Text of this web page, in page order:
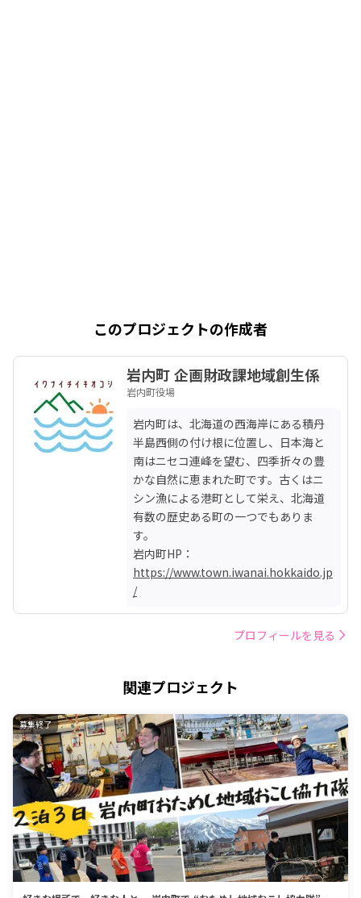
このプロジェクトの作成者
岩内町 企画財政課地域創生係
岩内町役場
岩内町は、北海道の西海岸にある積丹
半島西側の付け根に位置し、日本海と
南はニセコ連峰を望む、四季折々の豊
かな自然に恵まれた町です。古くはニ
シン漁による港町として栄え、北海道
有数の歴史ある町の一つでもありま
す。
岩内町HP：
https://www.town.iwanai.hokkaido.jp
/
プロフィールを見る
関連プロジェクト
募集終了